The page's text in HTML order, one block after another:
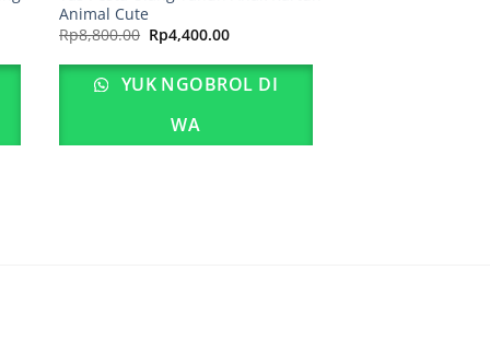
Animal Cute
Rp8,800.00 Harga
aslinya
adalah:
Rp8,800.00.
Rp4,400.00Harga
ini
adalah:
Rp4,400.00.
YUK NGOBROL DI
WA